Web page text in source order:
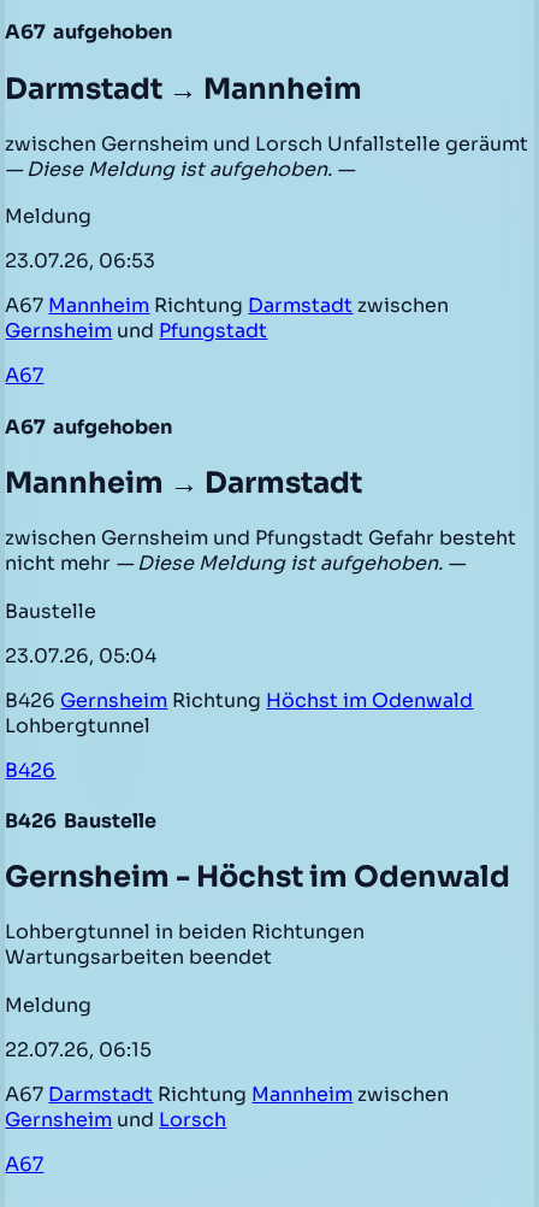
A67 aufgehoben
Darmstadt → Mannheim
zwischen Gernsheim und Lorsch Unfallstelle geräumt
— Diese Meldung ist aufgehoben. —
Meldung
23.07.26, 06:53
A67 Mannheim Richtung Darmstadt zwischen
Gernsheim und Pfungstadt
A67
A67 aufgehoben
Mannheim → Darmstadt
zwischen Gernsheim und Pfungstadt Gefahr besteht
nicht mehr — Diese Meldung ist aufgehoben. —
Baustelle
23.07.26, 05:04
B426 Gernsheim Richtung Höchst im Odenwald
Lohbergtunnel
B426
B426 Baustelle
Gernsheim - Höchst im Odenwald
Lohbergtunnel in beiden Richtungen
Wartungsarbeiten beendet
Meldung
22.07.26, 06:15
A67 Darmstadt Richtung Mannheim zwischen
Gernsheim und Lorsch
A67